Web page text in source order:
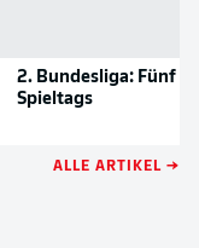
2. Bundesliga: Fünf
Spieltags
ALLE ARTIKEL →